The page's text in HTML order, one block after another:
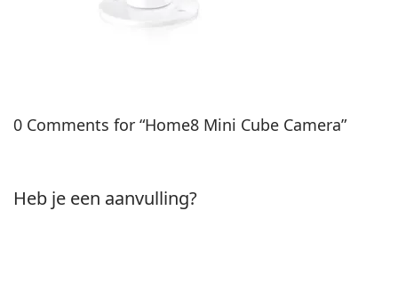
0 Comments for “Home8 Mini Cube Camera”
Heb je een aanvulling?